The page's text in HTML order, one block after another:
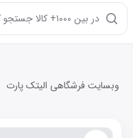
در بین ۱۰۰۰+ کالا جستجو کنید ...
وبسایت فرشگاهی الیتک پارت